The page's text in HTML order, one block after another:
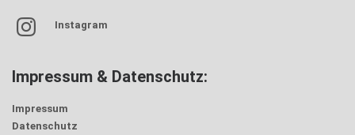
Instagram
Impressum & Datenschutz:
Impressum
Datenschutz